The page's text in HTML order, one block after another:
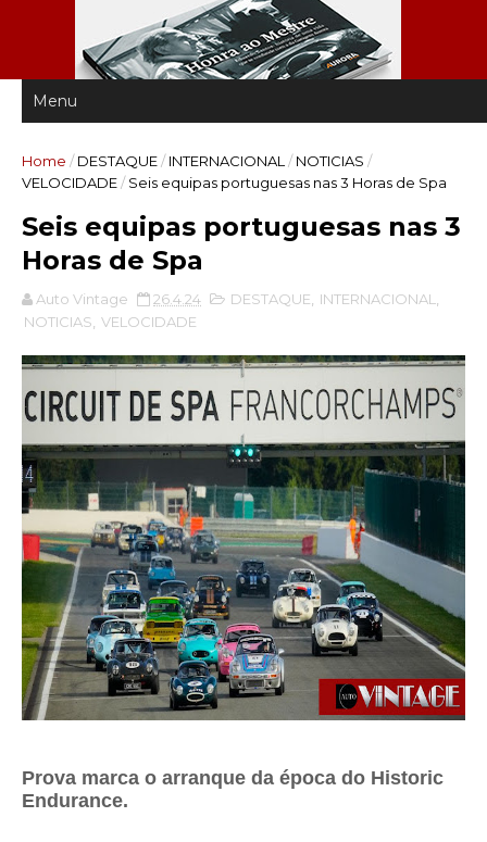
Home / DESTAQUE/ INTERNACIONAL / NOTICIAS /
VELOCIDADE/ Seis equipas portuguesas nas 3 Horas de Spa
Seis equipas portuguesas nas 3
Horas de Spa
Auto Vintage 26.4.24 DESTAQUE INTERNACIONAL
NOTICIAS VELOCIDADE
Prova marca o arranque da época do Historic
Endurance.